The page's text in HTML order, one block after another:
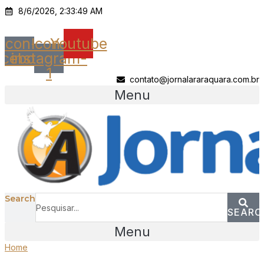
Ir
o
conteúdo
8/6/2026, 2:33:49 AM
Icon-Icon-
instagram-
1
Youtube
contato@jornalararaquara.com.br
Menu
Search
Menu
Home